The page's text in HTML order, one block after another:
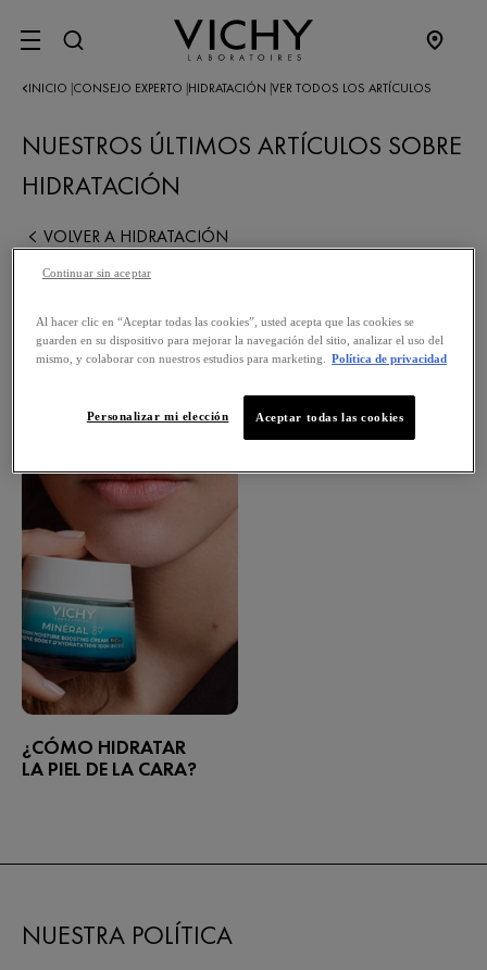
SITE MENU
INICIO CONSEJO EXPERTO HIDRATACIÓN VER TODOS LOS ARTÍCULOS
NUESTROS ÚLTIMOS ARTÍCULOS SOBRE
HIDRATACIÓN
VOLVER A HIDRATACIÓN
¿CÓMO HIDRATAR
LA PIEL DE LA CARA?
NUESTRA POLÍTICA
Al hacer clic en “Aceptar todas las cookies”, usted acepta que las cookies se
guarden en su dispositivo para mejorar la navegación del sitio, analizar el uso del
mismo, y colaborar con nuestros estudios para marketing.
Política de privacidad
Aceptar todas las cookies
Personalizar mi elección
Continuar sin aceptar